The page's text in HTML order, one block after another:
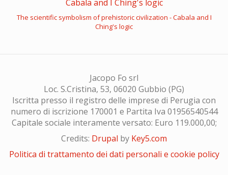
The scientific symbolism of prehistoric civilization - Cabala and I
Ching's logic
Jacopo Fo srl
Loc. S.Cristina, 53, 06020 Gubbio (PG)
Iscritta presso il registro delle imprese di Perugia con
numero di iscrizione 170001 e Partita Iva 01956540544
Capitale sociale interamente versato: Euro 119.000,00;
Credits: Drupal by Key5.com
Politica di trattamento dei dati personali e cookie policy